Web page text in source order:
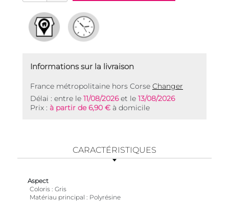
Informations sur la livraison
France métropolitaine hors Corse Changer
Délai : entre le 11/08/2026et le 13/08/2026
Prix : à partir de 6,90 € à domicile
CARACTÉRISTIQUES
Aspect
Coloris Gris
Matériau principal
Polyrésine